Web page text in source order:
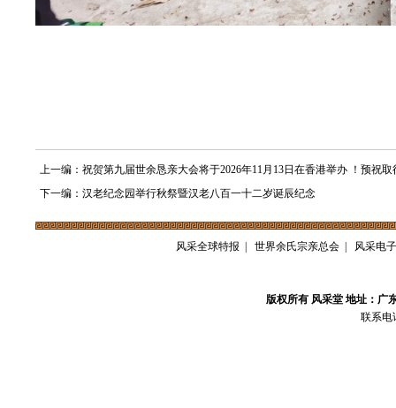
上一编：祝贺第九届世余恳亲大会将于2026年11月13日在香港举办 ！预祝
下一编：汉老纪念园举行秋祭暨汉老八百一十二岁诞辰纪念
风采全球特报 世界余氏宗亲总会 风采电
版权所有 风采堂 地址：广
联系电